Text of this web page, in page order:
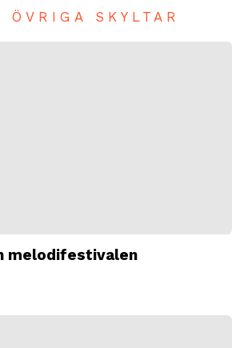
ÖVRIGA SKYLTAR
melodifestivalen